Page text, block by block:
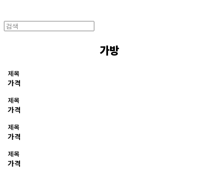
가방
제목
가격
제목
가격
제목
가격
제목
가격